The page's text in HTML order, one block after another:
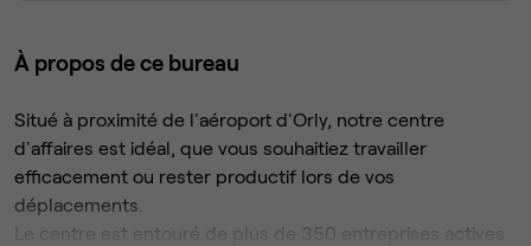
À propos de ce bureau
Situé à proximité de l'aéroport d'Orly, notre centre
d'affaires est idéal, que vous souhaitiez travailler
efficacement ou rester productif lors de vos
déplacements.
Le centre est entouré de plus de 350 entreprises actives